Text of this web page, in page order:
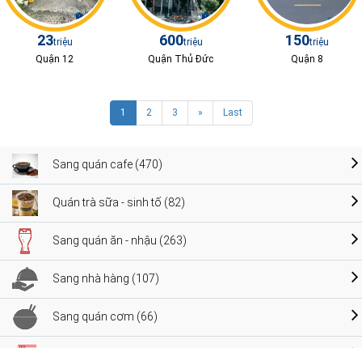
23triệu
Quận 12
600triệu
Quận Thủ Đức
150triệu
Quận 8
1 2 3 » Last
Sang quán cafe (470)
Quán trà sữa - sinh tố (82)
Sang quán ăn - nhậu (263)
Sang nhà hàng (107)
Sang quán cơm (66)